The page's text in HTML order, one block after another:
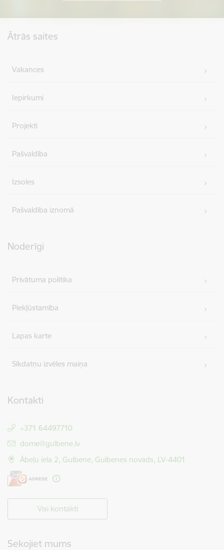
Ātrās saites
Vakances
Iepirkumi
Projekti
Pašvaldība
Izsoles
Pašvaldība iznomā
Noderīgi
Privātuma politika
Piekļūstamība
Lapas karte
Sīkdatņu izvēles maiņa
Kontakti
+371 64497710
E-pasts:
dome@gulbene.lv
Ābeļu iela 2, Gulbene, Gulbenes novads, LV-4401
Visi kontakti
Sekojiet mums